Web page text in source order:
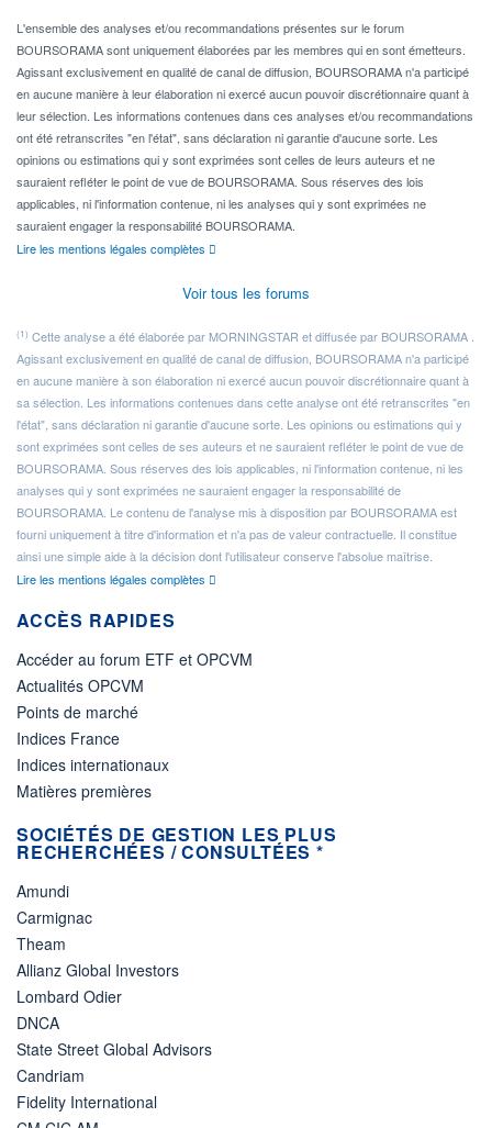
Pour l' ...
L'ensemble des analyses et/ou recommandations présentes sur le forum
BOURSORAMA sont uniquement élaborées par les membres qui en sont émetteurs.
Agissant exclusivement en qualité de canal de diffusion, BOURSORAMA n'a participé
en aucune manière à leur élaboration ni exercé aucun pouvoir discrétionnaire quant à
leur sélection. Les informations contenues dans ces analyses et/ou recommandations
ont été retranscrites "en l'état", sans déclaration ni garantie d'aucune sorte. Les
opinions ou estimations qui y sont exprimées sont celles de leurs auteurs et ne
sauraient refléter le point de vue de BOURSORAMA. Sous réserves des lois
applicables, ni l'information contenue, ni les analyses qui y sont exprimées ne
sauraient engager la responsabilité BOURSORAMA.
Lire les mentions légales complètes
Voir tous les forums
(1) Cette analyse a été élaborée par MORNINGSTAR et diffusée par BOURSORAMA .
Agissant exclusivement en qualité de canal de diffusion, BOURSORAMA n'a participé
en aucune manière à son élaboration ni exercé aucun pouvoir discrétionnaire quant à
sa sélection. Les informations contenues dans cette analyse ont été retranscrites "en
l'état", sans déclaration ni garantie d'aucune sorte. Les opinions ou estimations qui y
sont exprimées sont celles de ses auteurs et ne sauraient refléter le point de vue de
BOURSORAMA. Sous réserves des lois applicables, ni l'information contenue, ni les
analyses qui y sont exprimées ne sauraient engager la responsabilité de
BOURSORAMA. Le contenu de l'analyse mis à disposition par BOURSORAMA est
fourni uniquement à titre d'information et n'a pas de valeur contractuelle. Il constitue
ainsi une simple aide à la décision dont l'utilisateur conserve l'absolue maîtrise.
Lire les mentions légales complètes
ACCÈS RAPIDES
Accéder au forum ETF et OPCVM
Actualités OPCVM
Points de marché
Indices France
Indices internationaux
Matières premières
SOCIÉTÉS DE GESTION LES PLUS
RECHERCHÉES / CONSULTÉES *
Amundi
Carmignac
Theam
Allianz Global Investors
Lombard Odier
DNCA
State Street Global Advisors
Candriam
Fidelity International